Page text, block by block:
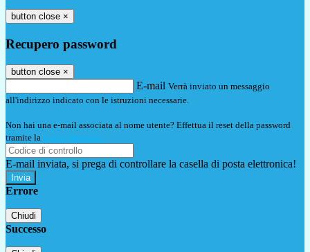
button close ×
Recupero password
button close ×
E-mail Verrà inviato un messaggio
all'indirizzo indicato con le istruzioni necessarie.
Non hai una e-mail associata al nome utente? Effettua il reset della password
tramite la Login Spaggiari
E-mail inviata, si prega di controllare la casella di posta elettronica!
Errore
Chiudi
Successo